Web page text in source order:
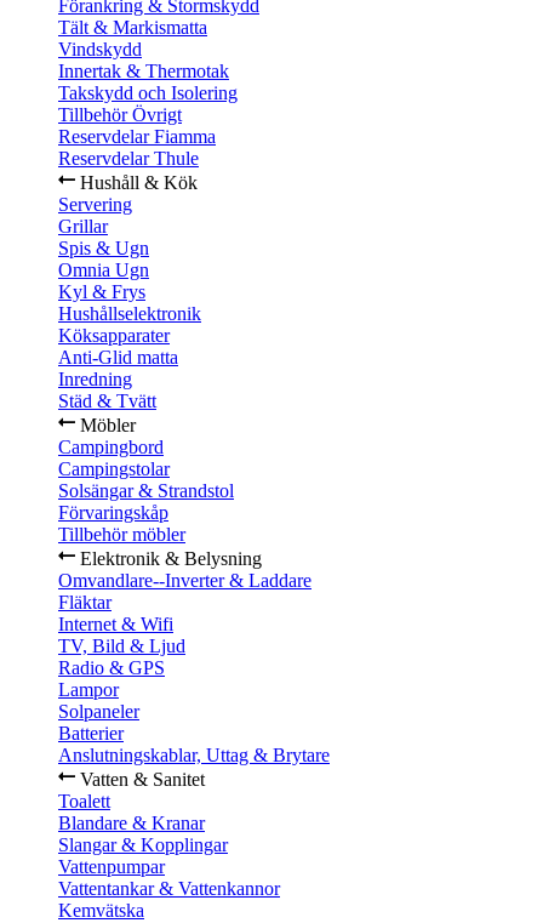
Förankring & Stormskydd
Tält & Markismatta
Vindskydd
Innertak & Thermotak
Takskydd och Isolering
Tillbehör Övrigt
Reservdelar Fiamma
Reservdelar Thule
Hushåll & Kök
Servering
Grillar
Spis & Ugn
Omnia Ugn
Kyl & Frys
Hushållselektronik
Köksapparater
Anti-Glid matta
Inredning
Städ & Tvätt
Möbler
Campingbord
Campingstolar
Solsängar & Strandstol
Förvaringskåp
Tillbehör möbler
Elektronik & Belysning
Omvandlare--Inverter & Laddare
Fläktar
Internet & Wifi
TV, Bild & Ljud
Radio & GPS
Lampor
Solpaneler
Batterier
Anslutningskablar, Uttag & Brytare
Vatten & Sanitet
Toalett
Blandare & Kranar
Slangar & Kopplingar
Vattenpumpar
Vattentankar & Vattenkannor
Kemvätska